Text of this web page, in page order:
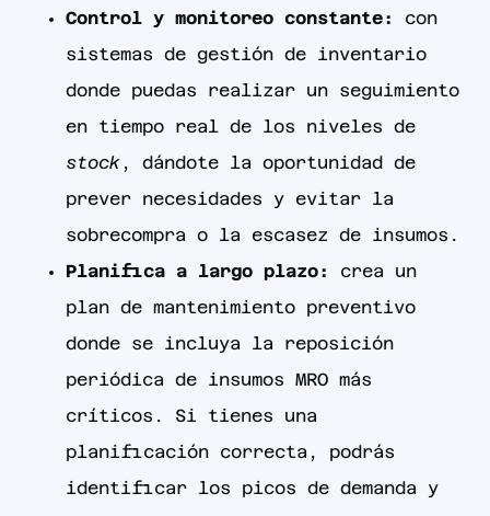
Control y monitoreo constante: con
sistemas de gestión de inventario
donde puedas realizar un seguimiento
en tiempo real de los niveles de
stock , dándote la oportunidad de
prever necesidades y evitar la
sobrecompra o la escasez de insumos.
Planifica a largo plazo: crea un
plan de mantenimiento preventivo
donde se incluya la reposición
periódica de insumos MRO más
críticos. Si tienes una
planificación correcta, podrás
identificar los picos de demanda y